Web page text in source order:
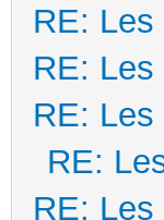
RE:
RE:
RE:
RE:
RE: